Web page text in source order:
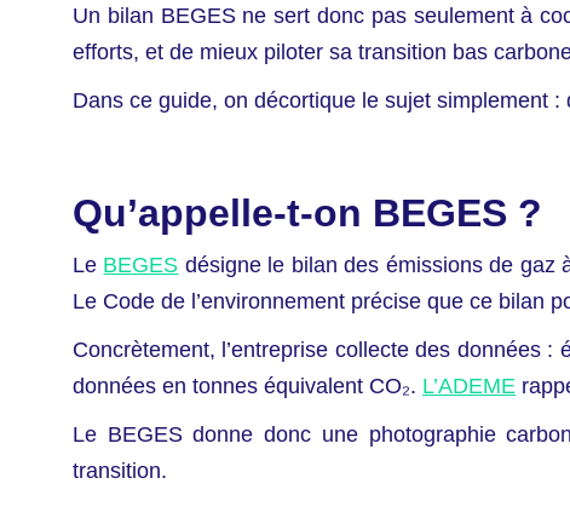
Un bilan BEGES ne sert donc pas seulement à
efforts, et de mieux piloter sa transition bas
Dans ce guide, on décortique le sujet simplement
Qu’appelle-t-on BEGES ?
Le BEGES désigne le bilan des émissions de gaz
Le Code de l’environnement précise que ce bilan
Concrètement, l’entreprise collecte des données
données en tonnes équivalent CO₂. L’ADEME
Le BEGES donne donc une photographie
transition.